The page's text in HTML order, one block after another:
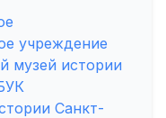
учреждение
музей истории
Санкт-